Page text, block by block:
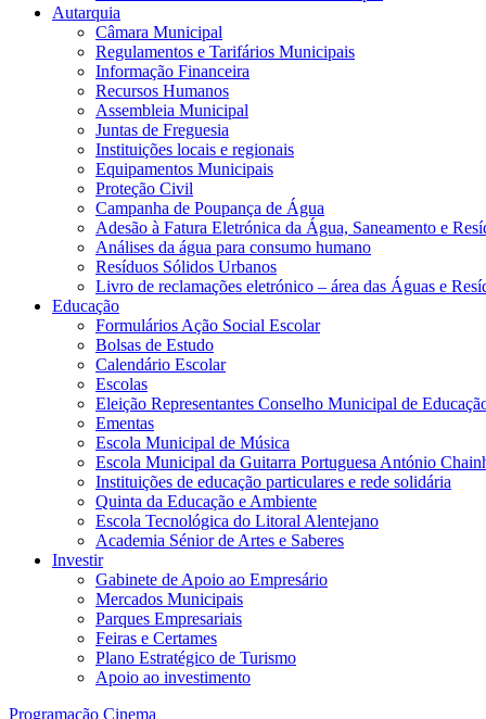
Autarquia
Câmara Municipal
Regulamentos e Tarifários Municipais
Informação Financeira
Recursos Humanos
Assembleia Municipal
Juntas de Freguesia
Instituições locais e regionais
Equipamentos Municipais
Proteção Civil
Campanha de Poupança de Água
Adesão à Fatura Eletrónica da Água, Saneamento e
Análises da água para consumo humano
Resíduos Sólidos Urbanos
Livro de reclamações eletrónico – área das Águas e
Educação
Formulários Ação Social Escolar
Bolsas de Estudo
Calendário Escolar
Escolas
Eleição Representantes Conselho Municipal de
Ementas
Escola Municipal de Música
Escola Municipal da Guitarra Portuguesa António
Instituições de educação particulares e rede solidária
Quinta da Educação e Ambiente
Escola Tecnológica do Litoral Alentejano
Academia Sénior de Artes e Saberes
Investir
Gabinete de Apoio ao Empresário
Mercados Municipais
Parques Empresariais
Feiras e Certames
Plano Estratégico de Turismo
Apoio ao investimento
Programação Cinema